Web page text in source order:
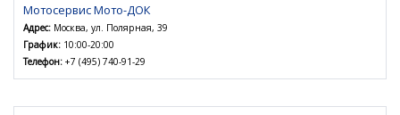
Мотосервис Мото-ДОК
Адрес: Москва, ул. Полярная, 39
График: 10:00-20:00
Телефон: +7 (495) 740-91-29